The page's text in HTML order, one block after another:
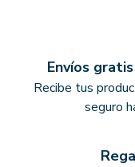
Envíos
Recibe tus
seguro